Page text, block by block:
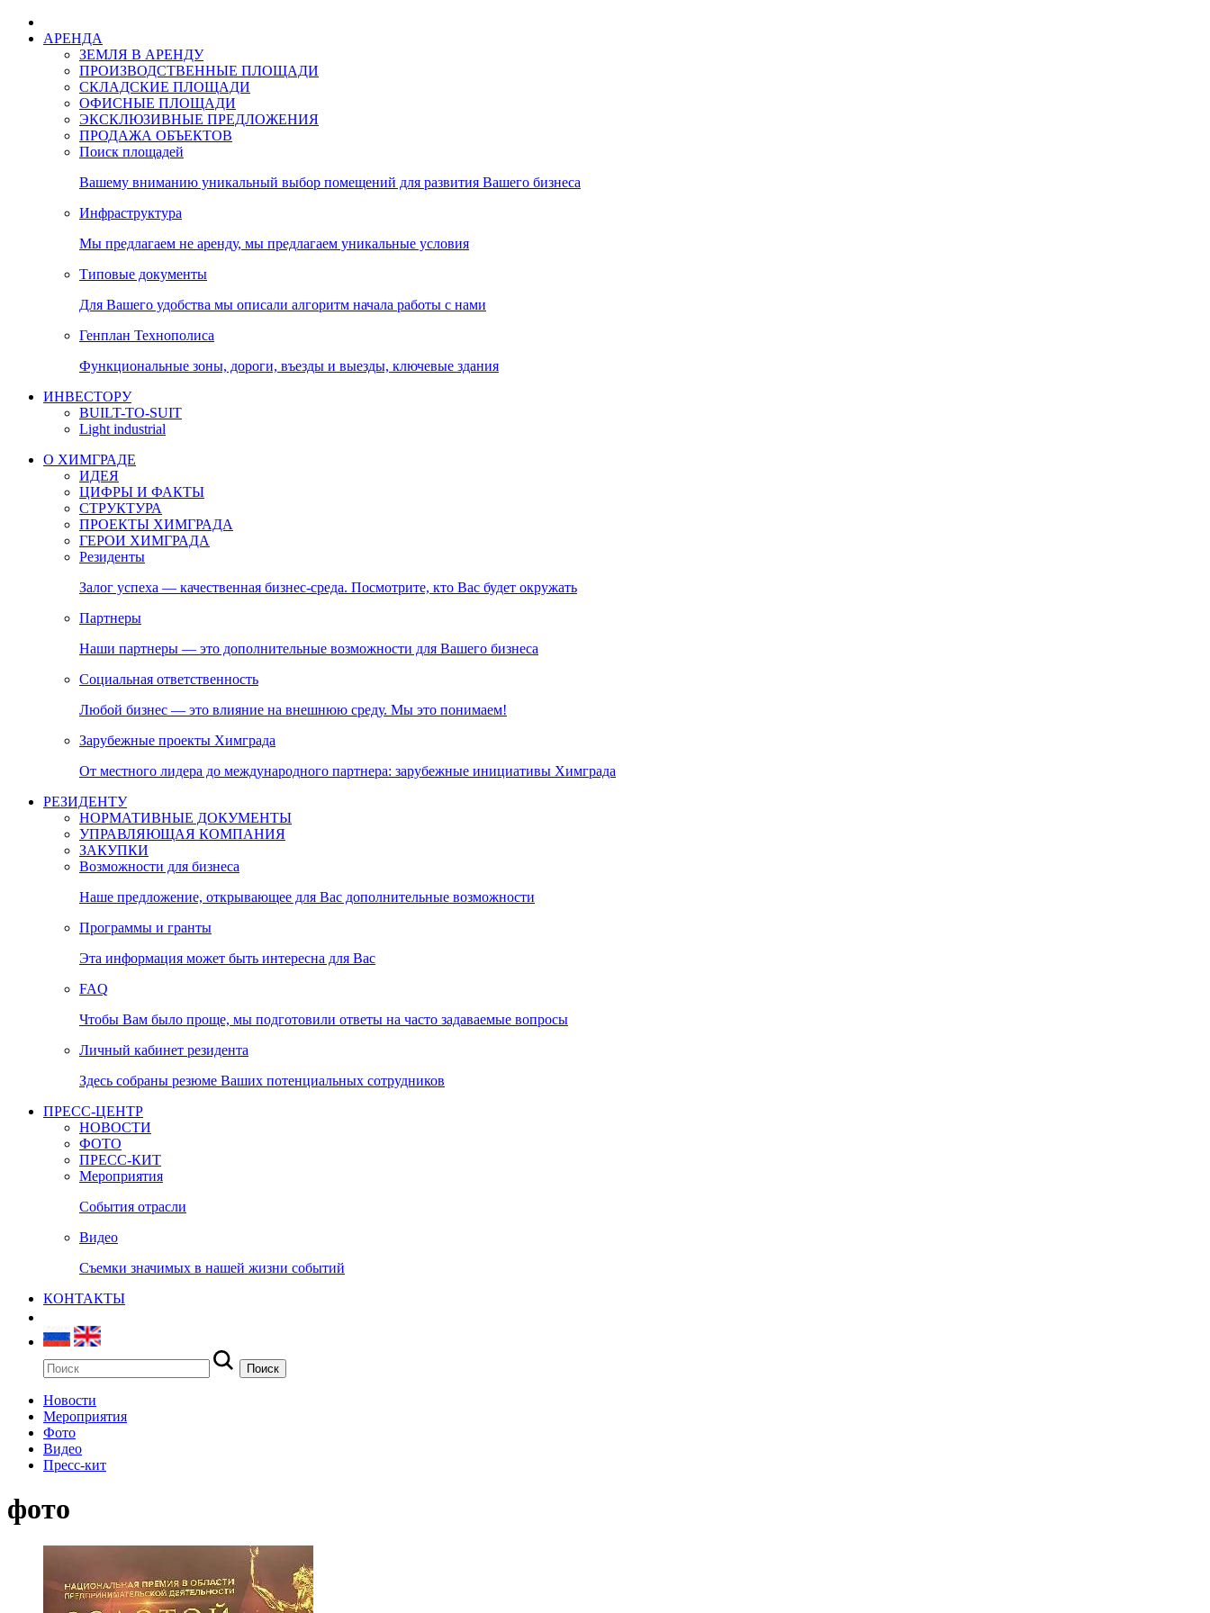
АРЕНДА
ЗЕМЛЯ В АРЕНДУ
ПРОИЗВОДСТВЕННЫЕ ПЛОЩАДИ
СКЛАДСКИЕ ПЛОЩАДИ
ОФИСНЫЕ ПЛОЩАДИ
ЭКСКЛЮЗИВНЫЕ ПРЕДЛОЖЕНИЯ
ПРОДАЖА ОБЪЕКТОВ
Поиск площадей
Вашему вниманию уникальный выбор помещений для развития Вашего бизнеса
Инфраструктура
Мы предлагаем не аренду, мы предлагаем уникальные условия
Типовые документы
Для Вашего удобства мы описали алгоритм начала работы с нами
Генплан Технополиса
Функциональные зоны, дороги, въезды и выезды, ключевые здания
ИНВЕСТОРУ
BUILT-TO-SUIT
Light industrial
О ХИМГРАДЕ
ИДЕЯ
ЦИФРЫ И ФАКТЫ
СТРУКТУРА
ПРОЕКТЫ ХИМГРАДА
ГЕРОИ ХИМГРАДА
Резиденты
Залог успеха — качественная бизнес-среда. Посмотрите, кто Вас будет окружать
Партнеры
Наши партнеры — это дополнительные возможности для Вашего бизнеса
Социальная ответственность
Любой бизнес — это влияние на внешнюю среду. Мы это понимаем!
Зарубежные проекты Химграда
От местного лидера до международного партнера: зарубежные инициативы Химграда
РЕЗИДЕНТУ
НОРМАТИВНЫЕ ДОКУМЕНТЫ
УПРАВЛЯЮЩАЯ КОМПАНИЯ
ЗАКУПКИ
Возможности для бизнеса
Наше предложение, открывающее для Вас дополнительные возможности
Программы и гранты
Эта информация может быть интересна для Вас
FAQ
Чтобы Вам было проще, мы подготовили ответы на часто задаваемые вопросы
Личный кабинет резидента
Здесь собраны резюме Ваших потенциальных сотрудников
ПРЕСС-ЦЕНТР
НОВОСТИ
ФОТО
ПРЕСС-КИТ
Мероприятия
События отрасли
Видео
Съемки значимых в нашей жизни событий
КОНТАКТЫ
Новости
Мероприятия
Фото
Видео
Пресс-кит
фото